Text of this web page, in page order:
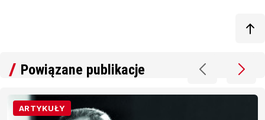
Powiązane publikacje
ARTYKUŁY